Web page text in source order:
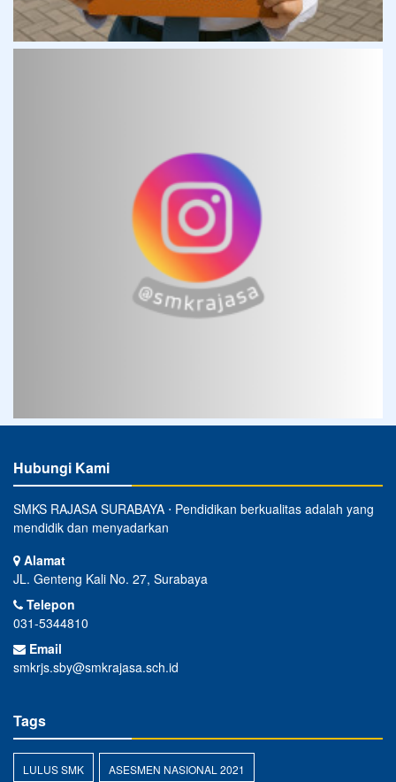
Hubungi Kami
SMKS RAJASA SURABAYA ⋅ Pendidikan berkualitas adalah yang
mendidik dan menyadarkan
Alamat
JL. Genteng Kali No. 27, Surabaya
Telepon
031-5344810
Email
smkrjs.sby@smkrajasa.sch.id
Tags
LULUS SMK ASESMEN NASIONAL 2021